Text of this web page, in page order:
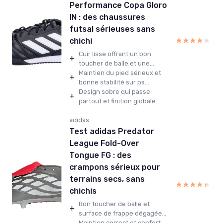
Performance Copa Gloro
IN : des chaussures
futsal sérieuses sans
chichi
+ Cuir lisse offrant un bon
toucher de balle et une...
+ Maintien du pied sérieux et
bonne stabilité sur pa...
+ Design sobre qui passe
partout et finition globale...
★★★★★
★★★★★
adidas
Test adidas Predator
League Fold-Over
Tongue FG : des
crampons sérieux pour
terrains secs, sans
chichis
+ Bon toucher de balle et
surface de frappe dégagée...
★★★★★
★★★★★